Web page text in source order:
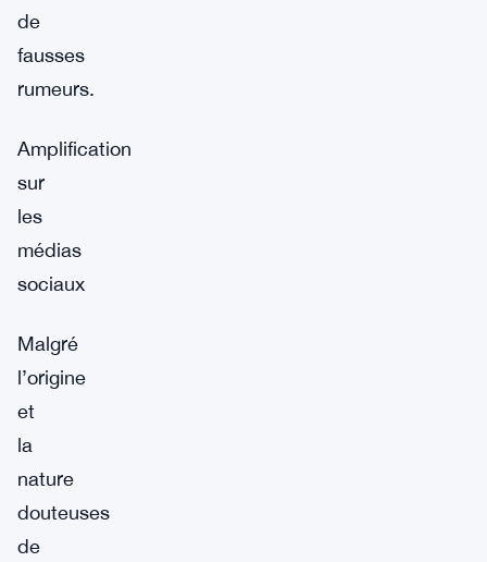
de
fausses
rumeurs.
Amplification
sur
les
médias
sociaux
Malgré
l’origine
et
la
nature
douteuses
de